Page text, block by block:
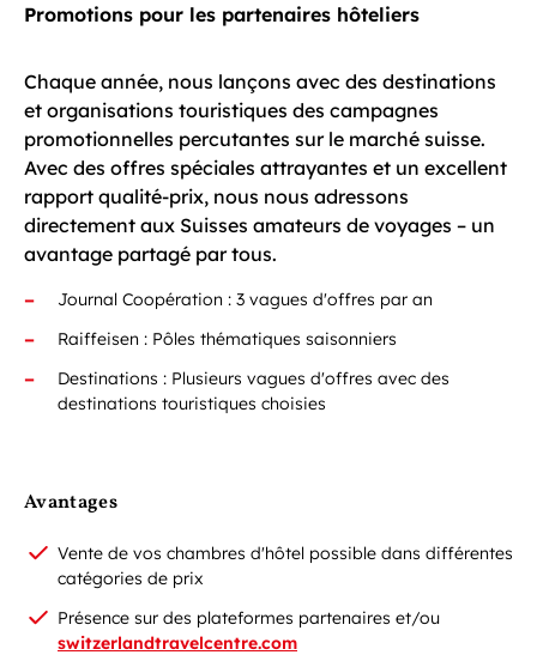
Promotions pour les partenaires hôteliers
Chaque année, nous lançons avec des destinations
et organisations touristiques des campagnes
promotionnelles percutantes sur le marché suisse.
Avec des offres spéciales attrayantes et un excellent
rapport qualité-prix, nous nous adressons
directement aux Suisses amateurs de voyages – un
avantage partagé par tous.
Journal Coopération : 3 vagues d'offres par an
Raiffeisen : Pôles thématiques saisonniers
Destinations : Plusieurs vagues d'offres avec des
destinations touristiques choisies
Avantages
Vente de vos chambres d'hôtel possible dans différentes
catégories de prix
Présence sur des plateformes partenaires et/ou
switzerlandtravelcentre.com